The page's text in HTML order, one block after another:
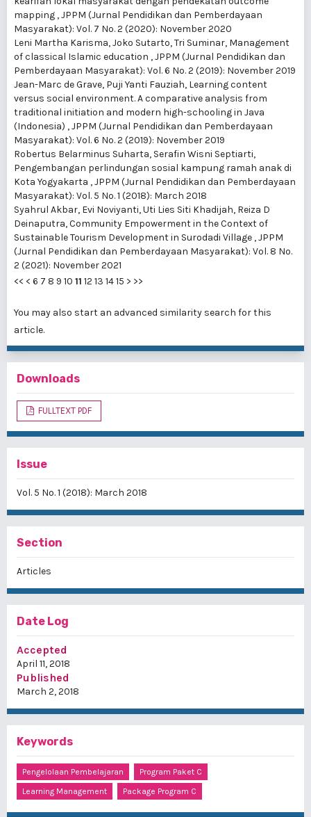
mapping ,JPPM (Jurnal Pendidikan dan Pemberdayaan
Masyarakat): Vol. 7 No. 2 (2020): November 2020
Leni Martha Karisma, Joko Sutarto, Tri Suminar, Management
of classical Islamic education ,JPPM (Jurnal Pendidikan dan
Pemberdayaan Masyarakat): Vol. 6 No. 2 (2019): November 2019
Jean-Marc de Grave, Puji Yanti Fauziah, Learning content
versus social environment. A comparative analysis from
traditional initiation and modern high-schooling in Java
(Indonesia) ,JPPM (Jurnal Pendidikan dan Pemberdayaan
Masyarakat): Vol. 6 No. 2 (2019): November 2019
Robertus Belarminus Suharta, Serafin Wisni Septiarti,
Pengembangan perlindungan sosial kampung ramah anak di
Kota Yogyakarta ,JPPM (Jurnal Pendidikan dan Pemberdayaan
Masyarakat): Vol. 5 No. 1 (2018): March 2018
Syahrul Akbar, Evi Noviyanti, Uti Lies Siti Khadijah, Reiza D
Deinaputra,Community Empowerment in the Context of
Sustainable Tourism Development in Surodadi Village ,JPPM
(Jurnal Pendidikan dan Pemberdayaan Masyarakat): Vol. 8 No.
2 (2021): November 2021
<< < 6 7 8 9 10 11 12 13 1415 > >>
You may also start an advanced similarity search for this
article.
Downloads
FULLTEXT PDF
Issue
Vol. 5 No. 1 (2018): March 2018
Section
Articles
Date Log
Accepted
April 11, 2018
Published
March 2, 2018
Keywords
Pengelolaan Pembelajaran
Program Paket C
Learning Management
Package Program C